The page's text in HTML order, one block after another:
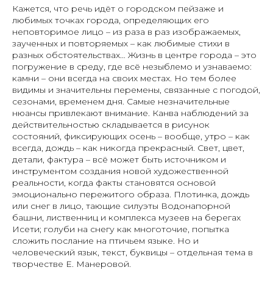
Кажется, что речь идёт о городском пейзаже и
любимых точках города, определяющих его
неповторимое лицо – из раза в раз изображаемых,
заученных и повторяемых – как любимые стихи в
разных обстоятельствах… Жизнь в центре города – это
погружение в среду, где всё незыблемо и узнаваемо:
камни – они всегда на своих местах. Но тем более
видимы и значительны перемены, связанные с погодой,
сезонами, временем дня. Самые незначительные
нюансы привлекают внимание. Канва наблюдений за
действительностью складывается в рисунок
состояний, фиксирующих осень – вообще, утро – как
всегда, дождь – как никогда прекрасный. Свет, цвет,
детали, фактура – всё может быть источником и
инструментом создания новой художественной
реальности, когда факты становятся основой
эмоционально пережитого образа. Плотинка, дождь
или снег в лицо, тающие силуэты Водонапорной
башни, лиственниц и комплекса музеев на берегах
Исети; голуби на снегу как многоточие, попытка
сложить послание на птичьем языке. Но и
человеческий язык, текст, буквицы – отдельная тема в
творчестве Е. Манеровой.